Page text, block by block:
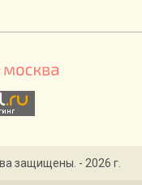
защищены. - 2026 г.